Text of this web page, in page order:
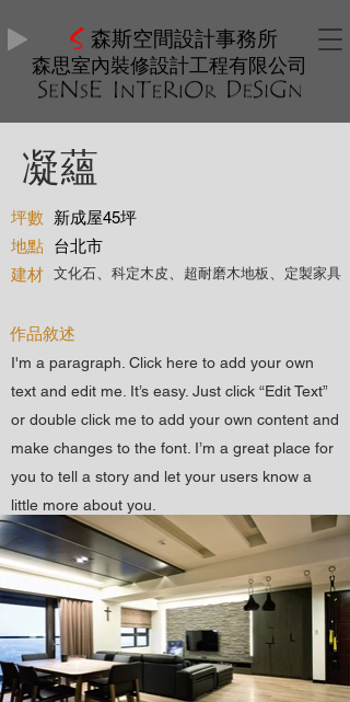
森斯空間設計事務所
森思室內裝修設計工程有限公司
凝蘊
坪數 新成屋45坪
地點 台北市
建材 文化石 科定木皮 超耐磨木地板 定製家具
作品敘述
I'm a paragraph. Click here to add your own
text and edit me. It’s easy. Just click “Edit Text”
or double click me to add your own content and
make changes to the font. I’m a great place for
you to tell a story and let your users know a
little more about you.